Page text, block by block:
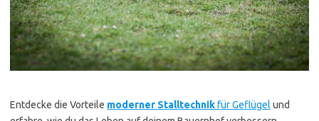
Entdecke die Vorteile moderner Stalltechnikfür Geflügel und